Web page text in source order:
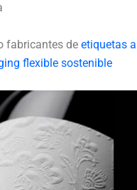
fabricantes de etiquetas
flexible sostenible